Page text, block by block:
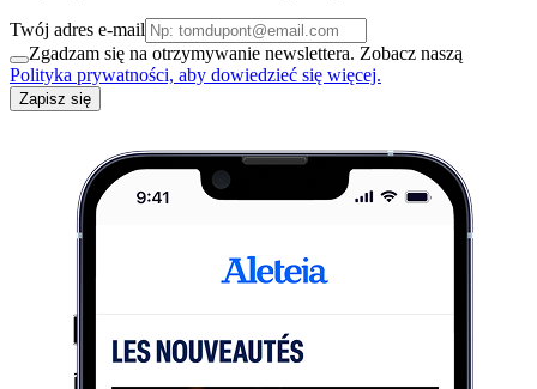
Twój adres e-mail
Zgadzam się na otrzymywanie newslettera. Zobacz naszą
Polityka prywatności, aby dowiedzieć się więcej.
Zapisz się